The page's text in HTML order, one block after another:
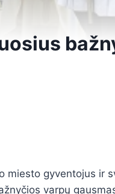
miesto gyventojus ir
varpų